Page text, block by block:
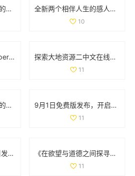
《探索韩国电影头等舱的魅力与情感展现的在线观影体验》 全新两个相伴人生的感人故事高清完整版在线免费观看
10
打破传统界限的女Rapper 用嘻哈与爵士诠释母爱的坚韧与力量 探索大地资源二中文在线官方网站的最新动态与服务信息
11
成年后免费观看电视剧的全新体验与丰富选择 9月1日免费版发布，开启全新体验与功能升级的旅程
11
美国黄冈站首度开业 引发媒体和游客的广泛关注与热议 《在欲望与道德之间探寻女性心灵的春潮》
11